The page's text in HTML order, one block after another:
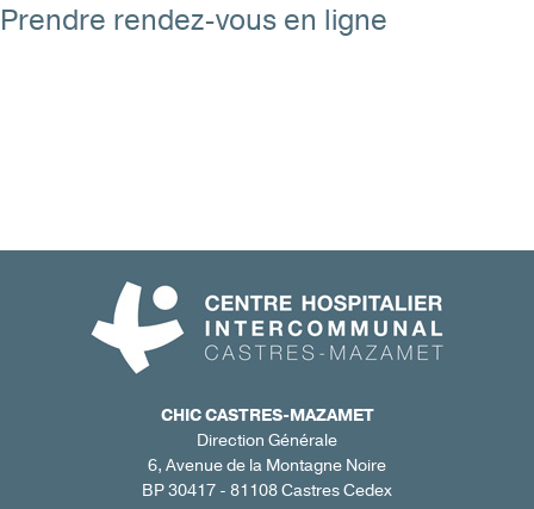
Prendre rendez-vous en ligne
CHIC CASTRES-MAZAMET
Direction Générale
6, Avenue de la Montagne Noire
BP 30417 - 81108 Castres Cedex